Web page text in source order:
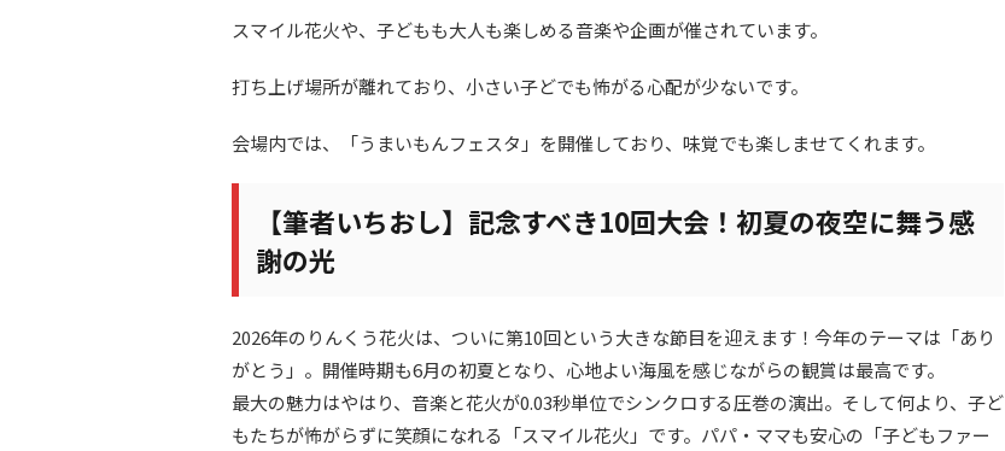
スマイル花火や、子どもも大人も楽しめる音楽や企画が催されています。
打ち上げ場所が離れており、小さい子どでも怖がる心配が少ないです。
会場内では、「うまいもんフェスタ」を開催しており、味覚でも楽しませてくれます。
【筆者いちおし】記念すべき10回大会！初夏の夜空に舞う感
謝の光
2026年のりんくう花火は、ついに第10回という大きな節目を迎えます！今年のテーマは「あり
がとう」。開催時期も6月の初夏となり、心地よい海風を感じながらの観賞は最高です。
最大の魅力はやはり、音楽と花火が0.03秒単位でシンクロする圧巻の演出。そして何より、子ど
もたちが怖がらずに笑顔になれる「スマイル花火」です。パパ・ママも安心の「子どもファー